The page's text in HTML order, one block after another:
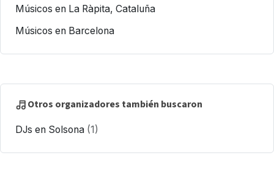
Músicos en La Ràpita, Cataluña
Músicos en Barcelona
Otros organizadores también buscaron
DJs en Solsona (1)